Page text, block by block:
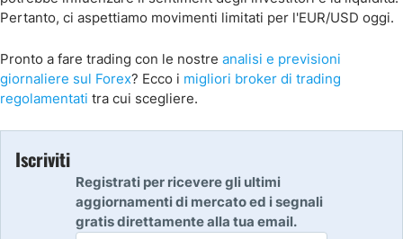
Pertanto, ci aspettiamo movimenti limitati per l'EUR/USD oggi.
Pronto a fare trading con le nostre analisi e previsioni
giornaliere sul Forex? Ecco i migliori broker di trading
regolamentati tra cui scegliere.
Iscriviti
Registrati per ricevere gli ultimi
aggiornamenti di mercato ed i segnali
gratis direttamente alla tua email.